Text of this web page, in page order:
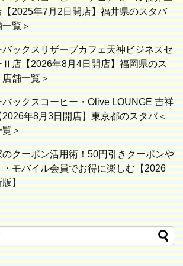
【2025年7月2日開店】福井県のスタバ
一覧＞
バックスリザーブカフェ天神ビジネスセ
Ⅱ店【2026年8月4日開店】福岡県のス
店舗一覧＞
バックスコーヒー・Olive LOUNGE 吉祥
2026年8月3日開店】東京都のスタバ＜
覧＞
のクーポン活用術！50円引きクーポンや
・モバイル会員でお得に楽しむ【2026
版】